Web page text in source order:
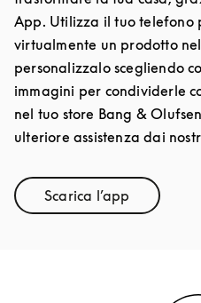
App. Utilizza il tuo telefono
virtualmente un prodotto
personalizzalo scegliendo
immagini per condividerle
nel tuo store Bang &
ulteriore assistenza dai
Scarica l’appLink Opens in